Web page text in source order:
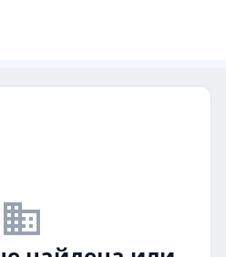
business_off